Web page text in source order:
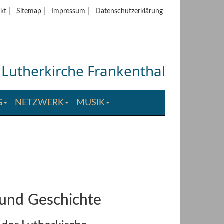
Sitemap Impressum Datenschutzerklärung
Lutherkirche Frankenthal
NETZWERK MUSIK
Geschichte